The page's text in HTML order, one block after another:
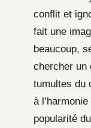
conflit et
fait une
beaucoup,
chercher un
tumultes du
à
popularité